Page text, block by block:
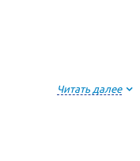
Читать далее